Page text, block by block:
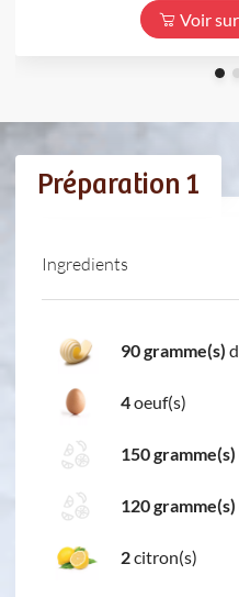
Voir
Préparation 1
Ingredients
90 gramme(s)
4oeuf(s)
150 gramme(s)
120 gramme(s)
2citron(s)